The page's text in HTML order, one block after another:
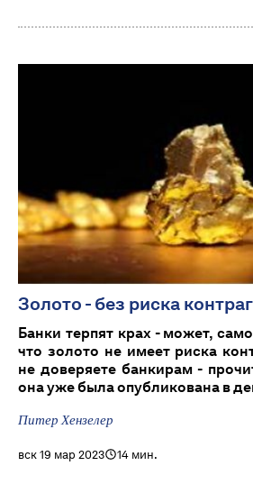
Золото - без риска
Банки терпят крах - может,
что золото не имеет риска
не доверяете банкирам -
она уже была опубликована в
Питер Хензелер
вск 19 мар 2023 14 мин.